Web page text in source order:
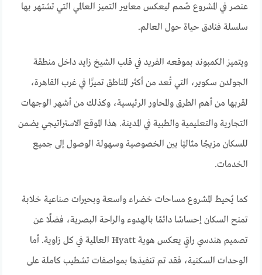
عنصر في المشروع صُمم ليعكس معايير التميز العالمي التي تشتهر بها
سلسلة فنادق حياة حول العالم.
ويتميز الكمبوند بموقعه الفريد في قلب الشيخ زايد داخل منطقة
الجولدن سكوير، التي تُعد من أكثر المناطق تميزًا في غرب القاهرة،
لقربها من أهم الطرق والمحاور الرئيسية، وكذلك من أشهر الوجهات
التجارية والتعليمية والطبية في المدينة. هذا الموقع الاستراتيجي يضمن
للسكان مزيجًا مثاليًا بين الخصوصية وسهولة الوصول إلى جميع
الخدمات.
كما يُحيط المشروع مساحات خضراء واسعة وبحيرات صناعية خلابة
تمنح السكان إحساسًا دائمًا بالهدوء والراحة البصرية، فضلًا عن
تصميم هندسي راقٍ يعكس هوية Hyatt العالمية في كل زاوية. أما
الوحدات السكنية، فقد تم تنفيذها بمواصفات تشطيب كاملة على